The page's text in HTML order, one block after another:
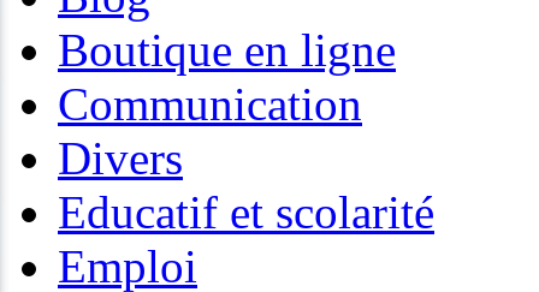
Boutique en ligne
Communication
Divers
Educatif et scolarité
Emploi